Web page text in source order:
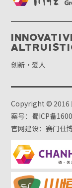
创新·爱人
Copyright © 2016
案号：蜀ICP备
官网建设：赛门仕